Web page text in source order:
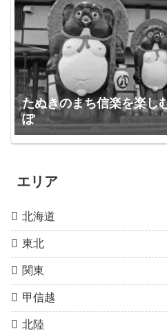
たぬきのまち信楽を楽し
ぽ
エリア
北海道
東北
関東
甲信越
北陸